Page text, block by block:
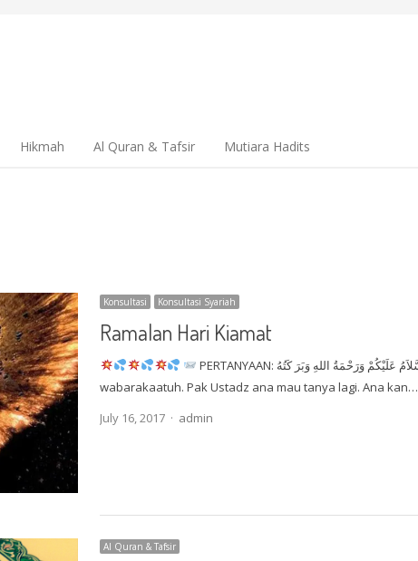
Hikmah Al Quran & Tafsir Mutiara Hadits
Konsultasi Konsultasi Syariah
Ramalan Hari Kiamat
PERTANYAAN: اَلسَّلاَمُ عَلَيْكُمْ وَرَحْمَةُ اللهِ وَبَرَ كَتُهُ Assalamu’alaikum warahmatullahi
wabarakaatuh. Pak Ustadz ana mau tanya lagi. Ana kan…
July 16, 2017
Author
admin
Al Quran & Tafsir